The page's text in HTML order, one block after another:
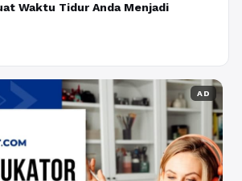
Waktu Tidur Anda Menjadi
AD